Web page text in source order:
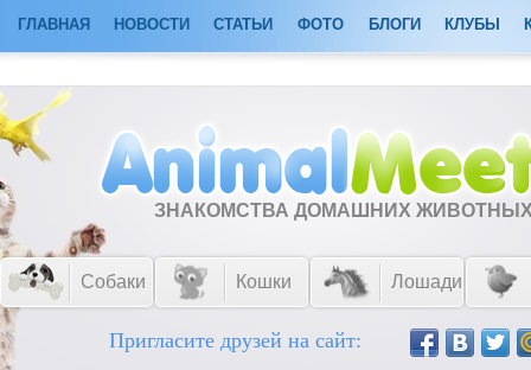
ГЛАВНАЯ НОВОСТИ СТАТЬИ ФОТО БЛОГИ КЛУБЫ
ЗНАКОМСТВА ДОМАШНИХ
Собаки Кошки Лошади
Пригласите друзей на сайт: